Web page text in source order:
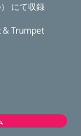
にて収録
& Trumpet